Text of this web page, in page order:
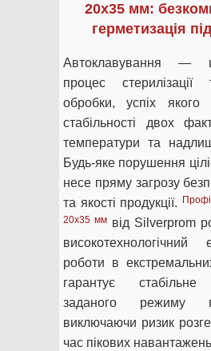
20х35 мм:
герметизація
Автоклавування —
процес стерилізації
обробки, успіх якого
стабільності двох
температури та
Будь-яке порушення
несе пряму загрозу
та якості продукції.
20х35 мм від Silverprom
роботи в
гарантує стабільне
заданого режиму
виключаючи ризик
час пікових